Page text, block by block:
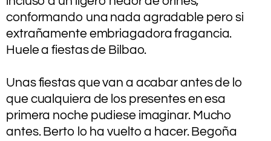
conformando una nada agradable pero si
extrañamente embriagadora fragancia.
Huele a fiestas de Bilbao.
Unas fiestas que van a acabar antes de lo
que cualquiera de los presentes en esa
primera noche pudiese imaginar. Mucho
antes. Berto lo ha vuelto a hacer. Begoña